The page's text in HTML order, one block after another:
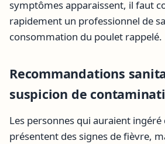
symptômes apparaissent, il faut
rapidement un professionnel de
consommation du poulet rappelé.
Recommandations
suspicion de
Les personnes qui auraient
présentent des signes de fièvre,